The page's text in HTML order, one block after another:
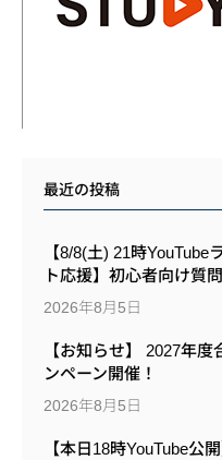
最近の投稿
【8/8(土) 21時
ト応援】初心者向け質
2026年8月5日
【お知らせ】 2027年
ンペーン開催！
2026年8月5日
【本日18時YouTube公